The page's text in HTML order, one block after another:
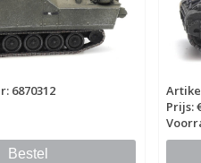
6870312
Bestel
Prijs: